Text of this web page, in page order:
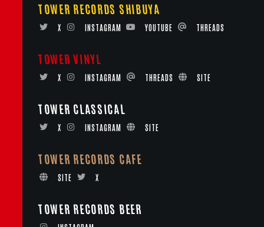
TOWER RECORDS SHIBUYA
X INSTAGRAM YOUTUBE THREADS
TOWER VINYL
X INSTAGRAM THREADS SITE
TOWER CLASSICAL
X INSTAGRAM SITE
TOWER RECORDS CAFE
SITE X
TOWER RECORDS BEER